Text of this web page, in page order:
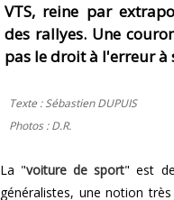
VTS, reine par
des rallyes. Une
pas le droit à l'erreur à
Texte : Sébastien DUPUIS
Photos : D.R.
La "voiture de sport" est
généralistes, une notion